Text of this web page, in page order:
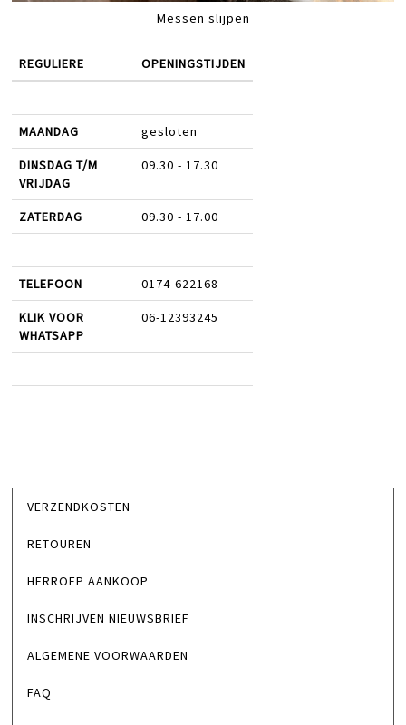
Messen slijpen
REGULIERE OPENINGSTIJDEN
MAANDAG gesloten
DINSDAG T/M
VRIJDAG
09.30 - 17.30
ZATERDAG 09.30 - 17.00
TELEFOON 0174-622168
KLIK VOOR
WHATSAPP
06-12393245
VERZENDKOSTEN
RETOUREN
HERROEP AANKOOP
INSCHRIJVEN NIEUWSBRIEF
ALGEMENE VOORWAARDEN
FAQ